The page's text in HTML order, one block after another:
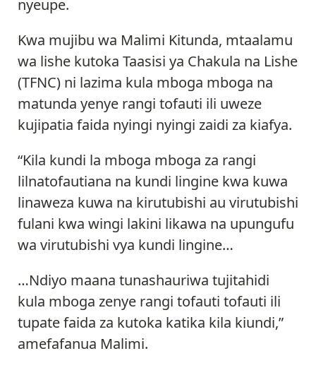
nyeupe.
Kwa mujibu wa Malimi Kitunda, mtaalamu
wa lishe kutoka Taasisi ya Chakula na Lishe
(TFNC) ni lazima kula mboga mboga na
matunda yenye rangi tofauti ili uweze
kujipatia faida nyingi nyingi zaidi za kiafya.
“Kila kundi la mboga mboga za rangi
lilnatofautiana na kundi lingine kwa kuwa
linaweza kuwa na kirutubishi au virutubishi
fulani kwa wingi lakini likawa na upungufu
wa virutubishi vya kundi lingine…
…Ndiyo maana tunashauriwa tujitahidi
kula mboga zenye rangi tofauti tofauti ili
tupate faida za kutoka katika kila kiundi,”
amefafanua Malimi.